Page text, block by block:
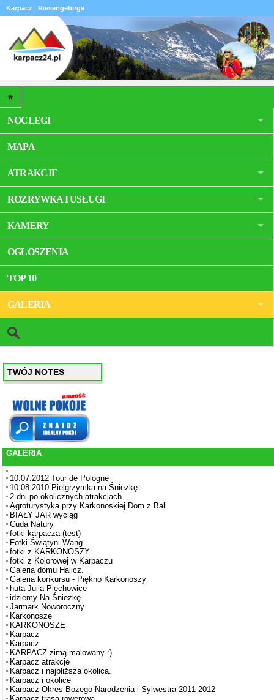
Karpacz Riesengebirge
NOCLEGI
MAPA
ATRAKCJE
ROZRYWKA I USŁUGI
KAMERY
OGŁOSZENIA
TOP 10
GALERIA
TWÓJ NOTES
GALERIA
10.07.2012 Tour de Pologne
10.08.2010 Pielgrzymka na Śnieżkę
2 dni po okolicznych atrakcjach
Agroturystyka przy Karkonoskiej Dom z Bali
BIAŁY JAR wyciąg
Cuda Natury
fotki karpacza (test)
Fotki Świątyni Wang
fotki z KARKONOSZY
fotki z Kolorowej w Karpaczu
Galeria domu Halicz.
Galeria konkursu - Piękno Karkonoszy
huta Julia Piechowice
idziemy Na Śnieżkę
Jarmark Noworoczny
Karkonosze
KARKONOSZE
Karpacz
Karpacz
KARPACZ zimą malowany :)
Karpacz atrakcje
Karpacz i najbliższa okolica.
Karpacz i okolice
Karpacz Okres Bożego Narodzenia i Sylwestra 2011-2012